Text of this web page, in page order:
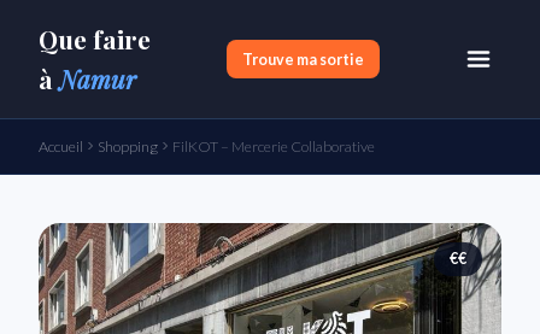
Que faire
àNamur
Trouve ma sortie
Accueil Shopping FilKOT – Mercerie Collaborative
€€